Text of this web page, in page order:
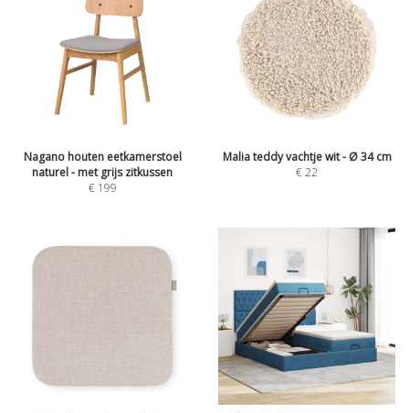
Nagano houten eetkamerstoel
naturel - met grijs zitkussen
€ 199
Malia teddy vachtje wit - Ø 34 cm
€22